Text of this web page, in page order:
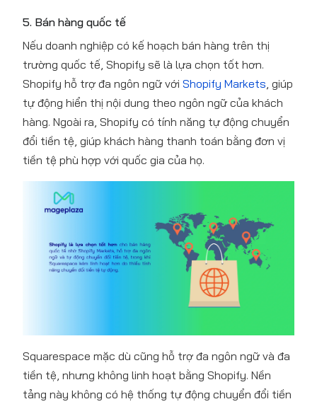
5. Bán hàng quốc tế
Nếu doanh nghiệp có kế hoạch bán hàng trên thị
trường quốc tế, Shopify sẽ là lựa chọn tốt hơn.
Shopify hỗ trợ đa ngôn ngữ với Shopify Markets , giúp
tự động hiển thị nội dung theo ngôn ngữ của khách
hàng. Ngoài ra, Shopify có tính năng tự động chuyển
đổi tiền tệ, giúp khách hàng thanh toán bằng đơn vị
tiền tệ phù hợp với quốc gia của họ.
Squarespace mặc dù cũng hỗ trợ đa ngôn ngữ và đa
tiền tệ, nhưng không linh hoạt bằng Shopify. Nền
tảng này không có hệ thống tự động chuyển đổi tiền